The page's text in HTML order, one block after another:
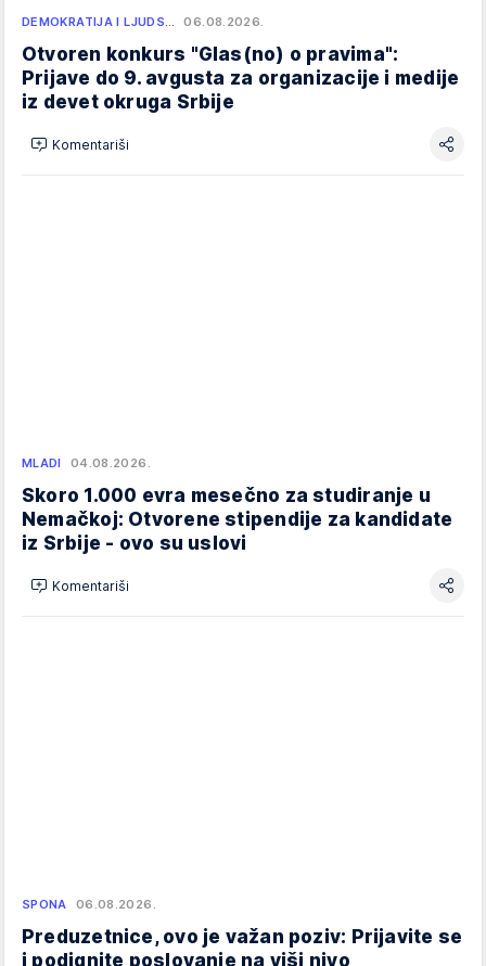
DEMOKRATIJA I LJUDS… 06.08.2026.
Otvoren konkurs "Glas(no) o pravima":
Prijave do 9. avgusta za organizacije i medije
iz devet okruga Srbije
Komentariši
MLADI 04.08.2026.
Skoro 1.000 evra mesečno za studiranje u
Nemačkoj: Otvorene stipendije za kandidate
iz Srbije - ovo su uslovi
Komentariši
SPONA 06.08.2026.
Preduzetnice, ovo je važan poziv: Prijavite se
i podignite poslovanje na viši nivo